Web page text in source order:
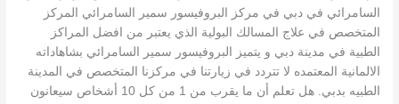
السامرائي في دبي في مركز البروفيسور سمير السامرائي المركز
المتخصص في علاج المسالك البولية الذي يعتبر من افضل المراكز
الطبية في مدينة دبي و يتميز البروفيسور سمير السامرائي بشاهاداته
الالمانية المعتمده لا تتردد في زيارتنا في مركزنا المتخصص في المدينة
الطبيه بدبي. هل تعلم أن ما يقرب من 1 من كل 10 أشخاص سيعانون
اجابتك